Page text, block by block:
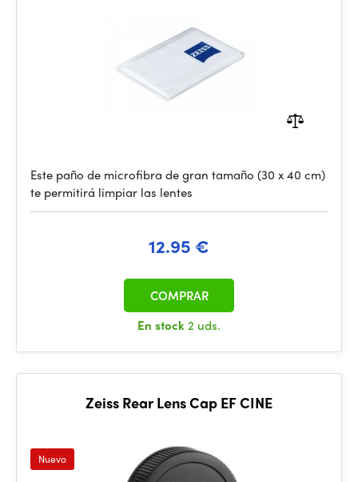
Este paño de microfibra de gran tamaño (30 x 40 cm)
te permitirá limpiar las lentes
12.95 €
En stock2 uds.
COMPRAR
Zeiss Rear Lens Cap EF CINE
Nuevo